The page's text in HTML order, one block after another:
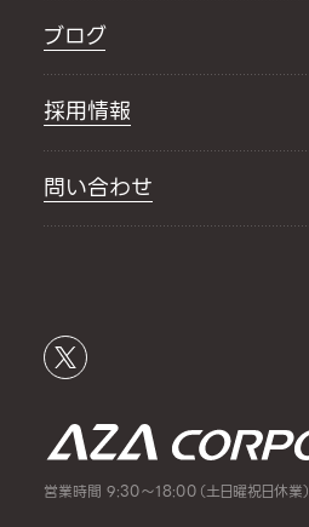
ブログ
採用情報
問い合わせ
営業時間 9:30～18:00（土日曜祝日休業）